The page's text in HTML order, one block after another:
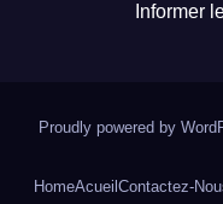
Informer
Proudly powered by
HomeAcueilContactez-